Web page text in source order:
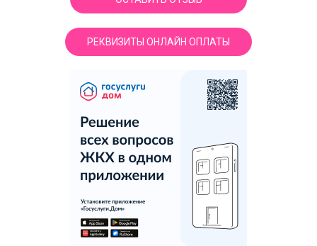
РЕКВИЗИТЫ ОНЛАЙН ОПЛАТЫ